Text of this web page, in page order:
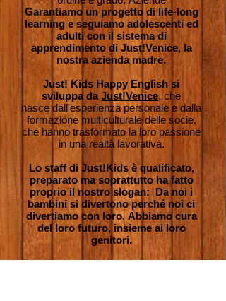
Garantiamo un progetto di life-long
learninge seguiamo adolescenti ed
adulti con il sistema di
apprendimento di Just!Venice, la
nostra azienda madre.
Just! Kids Happy English si
sviluppa da Just!Venice, che
nasce dall'esperienza personale e dalla
formazione multiculturale delle socie,
che hanno trasformato la loro passione
in una realtà lavorativa.
Lo staff di Just!Kids è qualificato,
preparato ma soprattutto ha fatto
proprio il nostro slogan: Da noi i
bambini si divertono perché noi ci
divertiamo con loro. Abbiamo cura
del loro futuro, insieme ai loro
genitori.